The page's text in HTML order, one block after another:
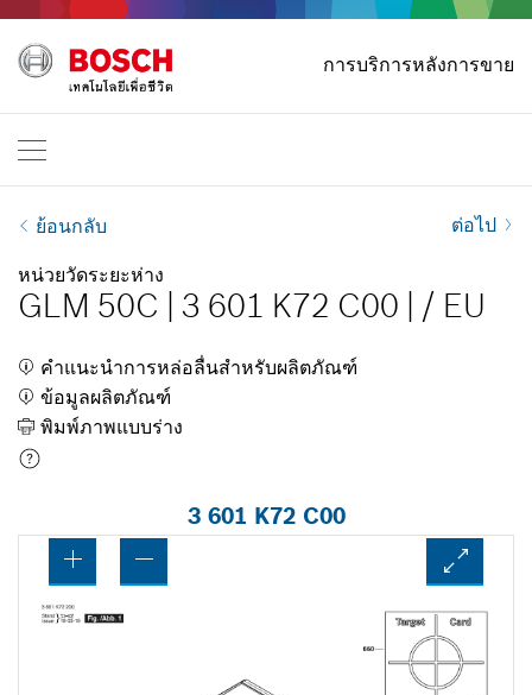
การบริการหลังการขาย
หน้าหลัก
Bosch Professional
EN | English
ย้อนกลับ ต่อไป
หน่วยวัดระยะห่าง
GLM 50C 3 601 K72 C00 / EU
คำแนะนำการหล่อลื่นสำหรับผลิตภัณฑ์
ข้อมูลผลิตภัณฑ์
พิมพ์ภาพแบบร่าง
3 601 K72 C00